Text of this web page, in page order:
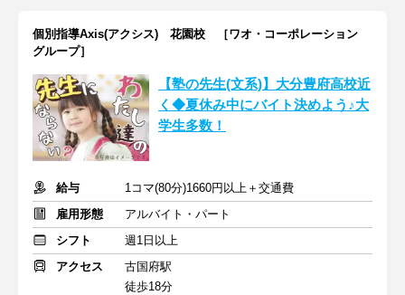
個別指導Axis(アクシス) 花園校 ［ワオ・コーポレーション
グループ］
【塾の先生(文系)】大分豊府高校近
く◆夏休み中にバイト決めよう♪大
学生多数！
給与
1コマ(80分)1660円以上＋交通費
雇用形態
アルバイト・パート
シフト
週1日以上
アクセス
古国府駅
徒歩18分